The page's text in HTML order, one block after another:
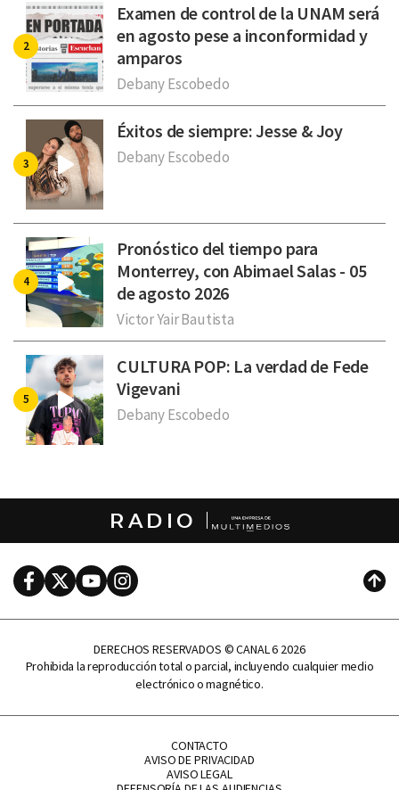
Examen de control de la UNAM será
en agosto pese a inconformidad y
amparos
Debany Escobedo
Éxitos de siempre: Jesse & Joy
Debany Escobedo
Pronóstico del tiempo para
Monterrey, con Abimael Salas - 05
de agosto 2026
Victor Yair Bautista
CULTURA POP: La verdad de Fede
Vigevani
Debany Escobedo
RADIO
FacebookTwitterYoutubeInstagram
DERECHOS RESERVADOS © CANAL 6 2026
Prohibida la reproducción total o parcial, incluyendo cualquier medio
electrónico o magnético.
CONTACTO
AVISO DE PRIVACIDAD
AVISO LEGAL